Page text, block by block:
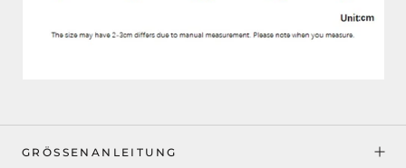
GRÖSSENANLEITUNG